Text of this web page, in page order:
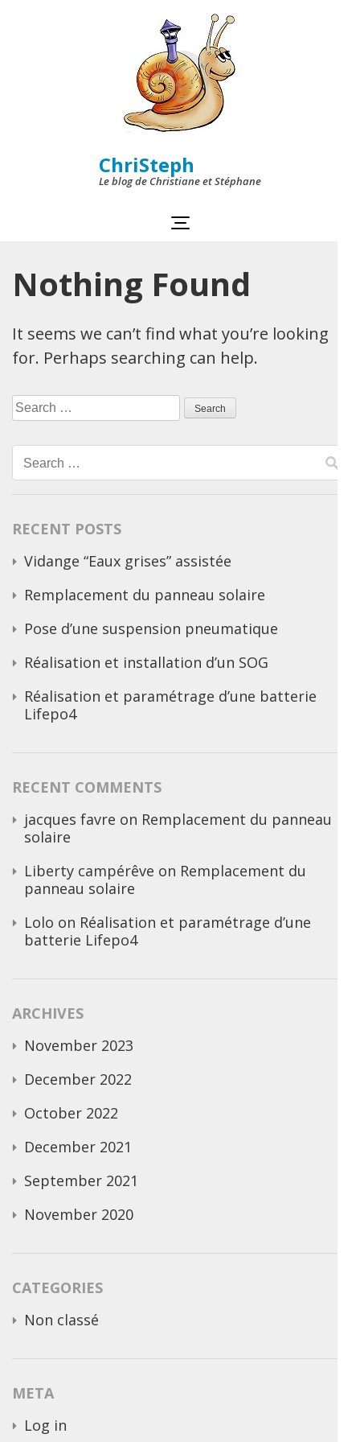
ChriSteph
Le blog de Christiane et Stéphane
Nothing Found
It seems we can’t find what you’re looking
for. Perhaps searching can help.
Search
Search
for:
RECENT POSTS
Vidange “Eaux grises” assistée
Remplacement du panneau solaire
Pose d’une suspension pneumatique
Réalisation et installation d’un SOG
Réalisation et paramétrage d’une batterie
Lifepo4
RECENT COMMENTS
jacques favre on Remplacement du panneau
solaire
Liberty campérêve on Remplacement du
panneau solaire
Lolo on Réalisation et paramétrage d’une
batterie Lifepo4
ARCHIVES
November 2023
December 2022
October 2022
December 2021
September 2021
November 2020
CATEGORIES
Non classé
META
Log in